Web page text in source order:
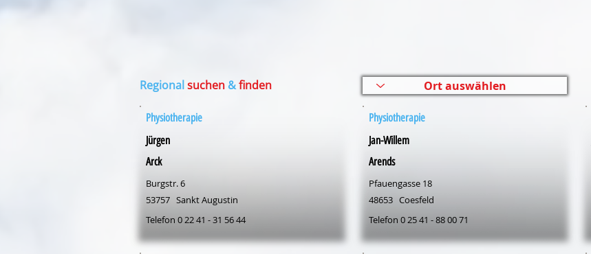
Regional suchen &finden
Physiotherapie
Jürgen
Arck
Burgstr. 6
53757 Sankt Augustin
Telefon 0 22 41 - 31 56 44
Physiotherapie
Jan-Willem
Arends
Pfauengasse 18
48653 Coesfeld
Telefon 0 25 41 - 88 00 71